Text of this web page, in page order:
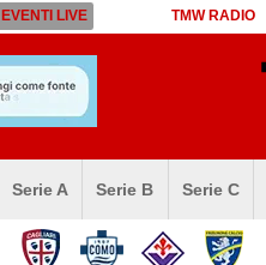
EVENTI LIVE TMW RADIO
Serie A Serie B Serie C